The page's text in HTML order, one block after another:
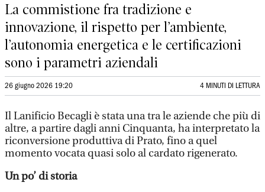
La commistione fra tradizione e
innovazione, il rispetto per l’ambiente,
l’autonomia energetica e le certificazioni
sono i parametri aziendali
26 giugno 2026 19:20 4 MINUTI DI LETTURA
Il Lanificio Becagli è stata una tra le aziende che più di
altre, a partire dagli anni Cinquanta, ha interpretato la
riconversione produttiva di Prato, fino a quel
momento vocata quasi solo al cardato rigenerato.
Un po’ di storia